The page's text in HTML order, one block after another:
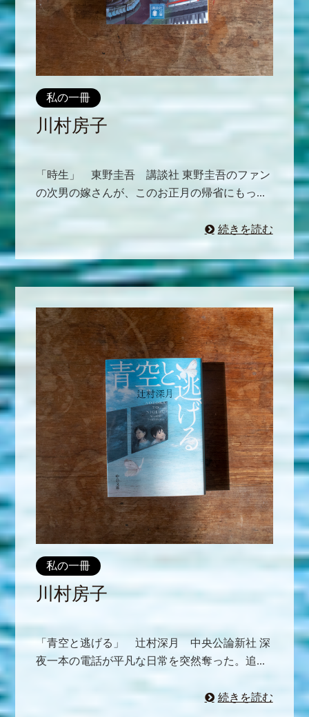
私の一冊
川村房子
「時生」 東野圭吾 講談社 東野圭吾のファン
の次男の嫁さんが、このお正月の帰省にもっ...
続きを読む
私の一冊
川村房子
「青空と逃げる」 辻村深月 中央公論新社 深
夜一本の電話が平凡な日常を突然奪った。追...
続きを読む